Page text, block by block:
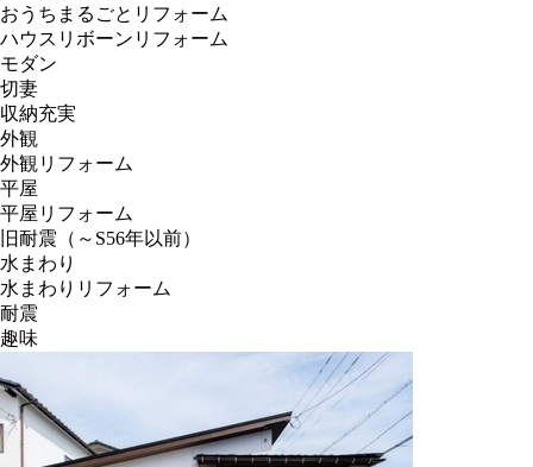
おうちまるごとリフォーム
ハウスリボーンリフォーム
モダン
切妻
収納充実
外観
外観リフォーム
平屋
平屋リフォーム
旧耐震（～S56年以前）
水まわり
水まわりリフォーム
耐震
趣味